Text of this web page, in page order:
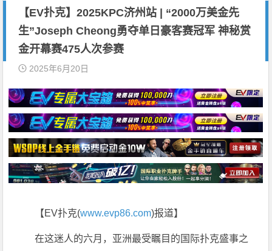
【EV扑克】2025KPC济州站 | “2000万美金先
生”Joseph Cheong勇夺单日豪客赛冠军 神秘赏
金开幕赛475人次参赛
2025年6月20日
【EV扑克(www.evp86.com)报道】
在这迷人的六月，亚洲最受瞩目的国际扑克盛事之